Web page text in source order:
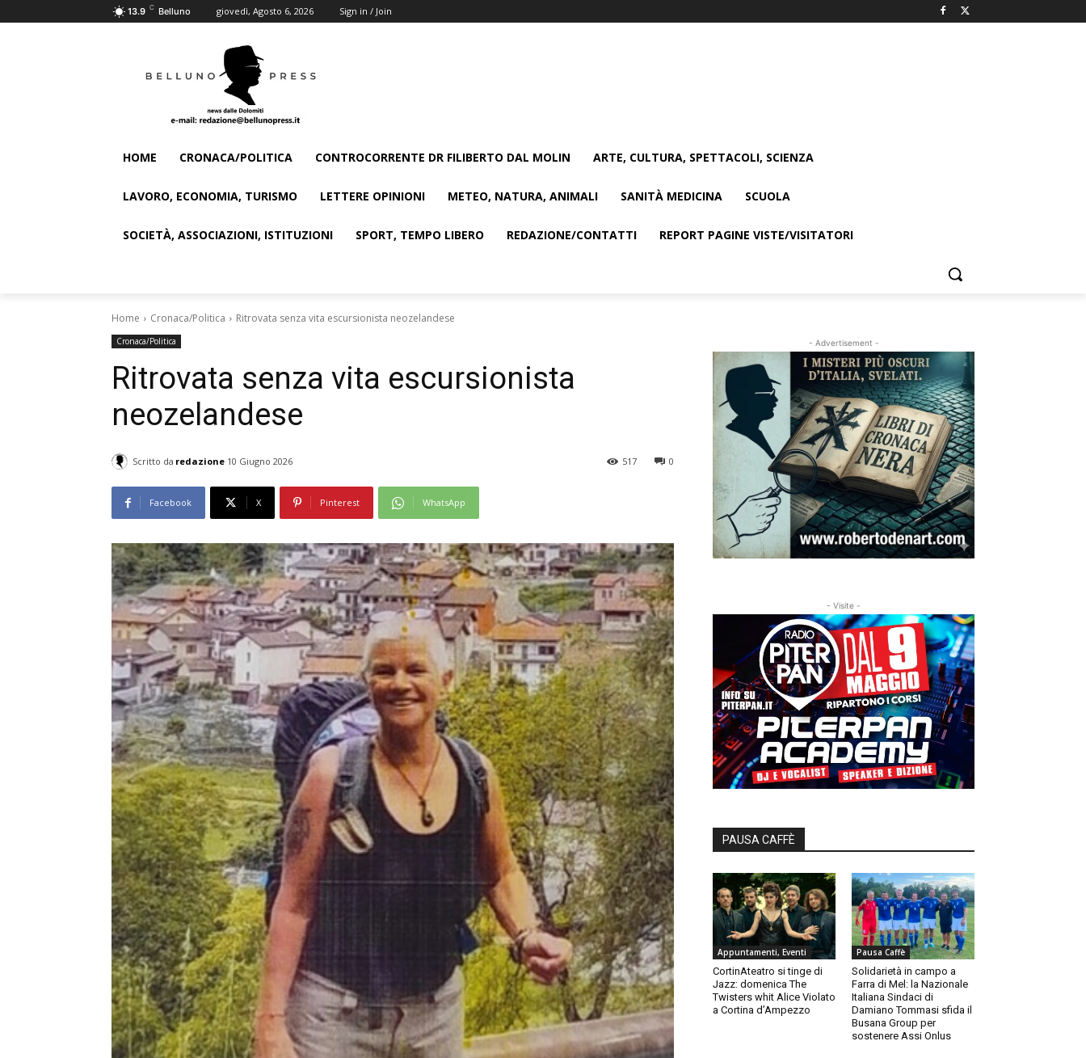
13.9 C Belluno giovedì, Agosto 6, 2026 Sign in / Join
HOME CRONACA/POLITICA CONTROCORRENTE DR FILIBERTO DAL MOLIN ARTE, CULTURA, SPETTACOLI, SCIENZA
LAVORO, ECONOMIA, TURISMO LETTERE OPINIONI METEO, NATURA, ANIMALI SANITÀ MEDICINA SCUOLA
SOCIETÀ, ASSOCIAZIONI, ISTITUZIONI SPORT, TEMPO LIBERO REDAZIONE/CONTATTI REPORT PAGINE VISTE/VISITATORI
Home Cronaca/Politica Ritrovata senza vita escursionista neozelandese
Cronaca/Politica
Ritrovata senza vita escursionista
neozelandese
Scritto da redazione 10 Giugno 2026 0
517
Facebook X Pinterest WhatsApp
- Advertisement -
- Visite -
PAUSA CAFFÈ
Appuntamenti, Eventi
CortinAteatro si tinge di
Jazz: domenica The
Twisters whit Alice Violato
a Cortina d’Ampezzo
Pausa Caffè
Solidarietà in campo a
Farra di Mel: la Nazionale
Italiana Sindaci di
Damiano Tommasi sfida il
Busana Group per
sostenere Assi Onlus